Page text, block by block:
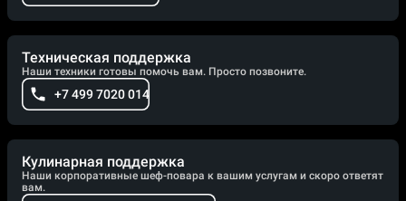
Техническая поддержка
Наши техники готовы помочь вам. Просто позвоните.
+7 499 7020 014
Кулинарная поддержка
Наши корпоративные шеф-повара к вашим услугам и скоро ответят
вам.